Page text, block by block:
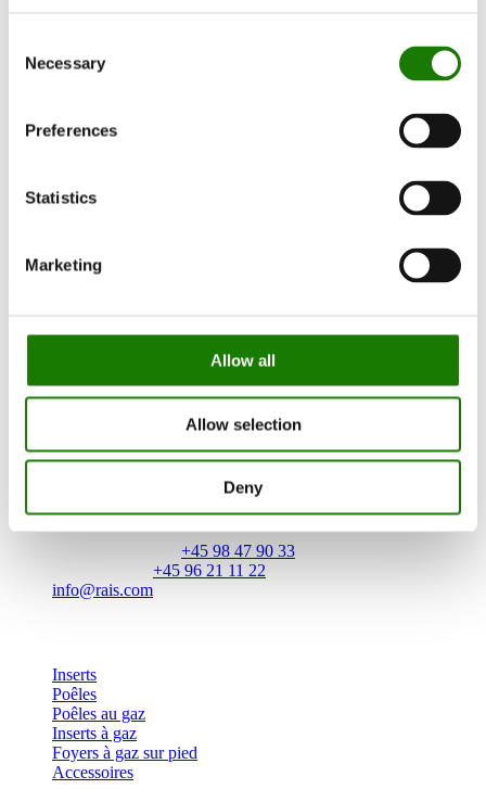
Selection
Necessary
Preferences
Statistics
Marketing
Allow all
Allow selection
Deny
Remote control manual
Dimensional drawing w. side glass
Dimensional drawing w/o side glass
Downcycling plan
*Voir le manuel d’installation pour les distances de pose par rapport
aux parois combustibles
DK-9900 Frederikshavn
CVR: 25195612
+45 98 47 90 33
+45 96 21 11 22
info@rais.com
Inserts
Poêles
Poêles au gaz
Inserts à gaz
Foyers à gaz sur pied
Accessoires